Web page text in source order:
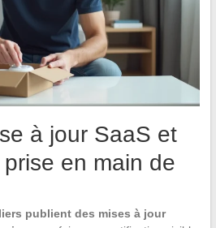
à jour SaaS et
en main de
publient des mises à jour